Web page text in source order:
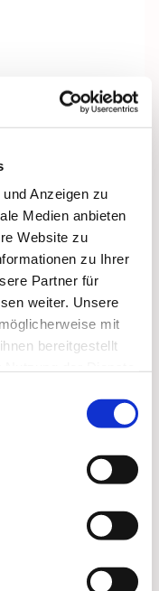
Anzeigen zu
Medien anbieten
Website zu
zu Ihrer
Partner für
weiter. Unsere
mit
bereitgestellt
auch